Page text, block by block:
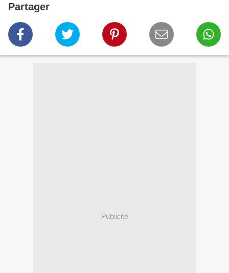
Partager
Publicité